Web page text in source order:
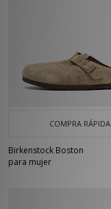
COMPRA RÁPIDA
Birkenstock Boston
para mujer